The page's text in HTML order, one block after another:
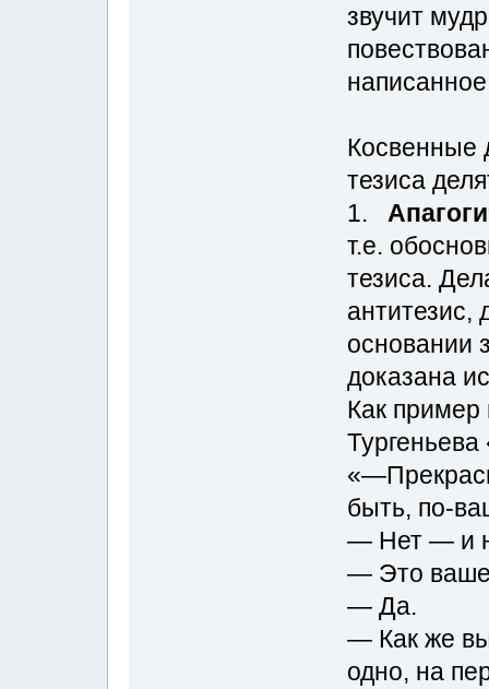
звучит
Косвенные
тезиса
1.
т.е.
тезиса.
антитезис,
основании
доказана
Как пример
быть, по-
— Нет — и
— Это
— Да.
— Как же вы
одно, на